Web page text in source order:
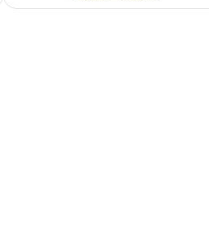
bad | Wi-fi (inkludert)